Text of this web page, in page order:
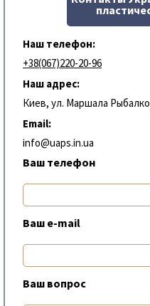
Наш телефон:
+38(067)220-20-96
Наш адрес:
Киев, ул. Маршала
Email:
info@uaps.in.ua
Ваш телефон
Ваш e-mail
Ваш вопрос